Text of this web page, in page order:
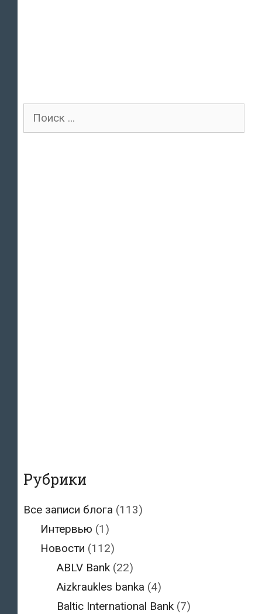
Поиск
Рубрики
Все записи блога (113)
Интервью (1)
Новости (112)
ABLV Bank (22)
Aizkraukles banka (4)
Baltic International Bank (7)